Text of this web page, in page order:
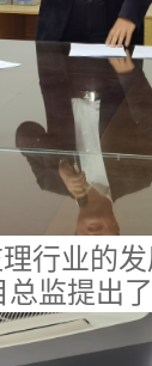
行业的
监提出了